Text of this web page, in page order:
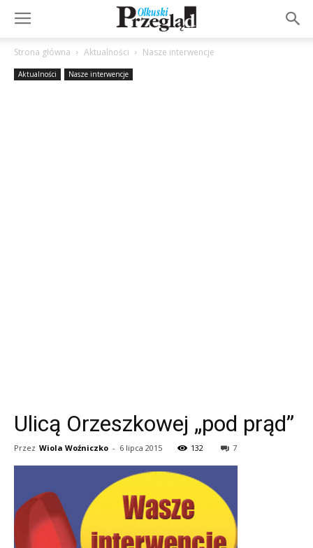
Strona główna Aktualności Nasze interwencje
Aktualności Nasze interwencje
Ulicą Orzeszkowej „pod prąd”
Przez Wiola Woźniczko - 6 lipca 2015 132 7